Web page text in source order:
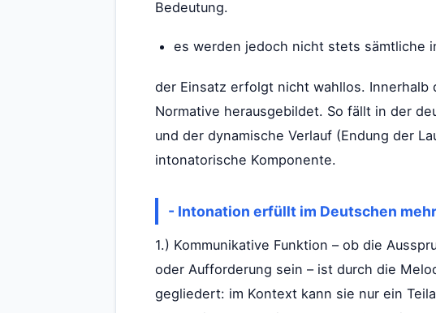
Bedeutung.
es werden jedoch nicht stets sämtliche
der Einsatz erfolgt nicht wahllos. Innerhalb
Normative herausgebildet. So fällt in der
und der dynamische Verlauf (Endung der
intonatorische Komponente.
- Intonation erfüllt im Deutschen
1.) Kommunikative Funktion – ob die
oder Aufforderung sein – ist durch die
gegliedert: im Kontext kann sie nur ein